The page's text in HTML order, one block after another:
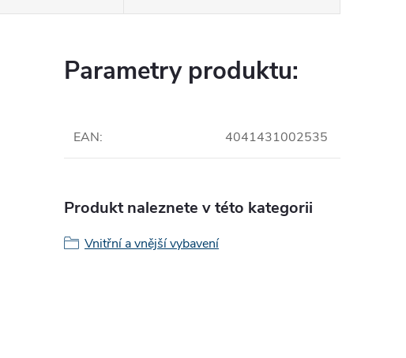
Parametry produktu:
EAN: 4041431002535
Produkt naleznete v této kategorii
Vnitřní a vnější vybavení